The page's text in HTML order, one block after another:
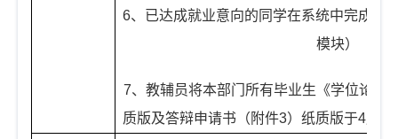
6、已达成就业意向的同学在系统中完成签
模块）
7、教辅员将本部门所有毕业生《学位论文
质版及答辩申请书（附件3）纸质版于4月